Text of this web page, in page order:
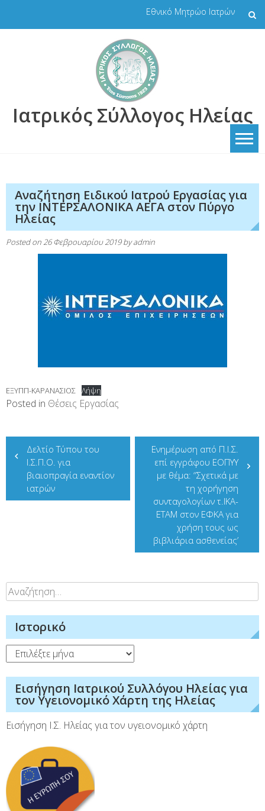
Εθνικό Μητρώο Ιατρών
Ιατρικός Σύλλογος Ηλείας
Αναζήτηση Ειδικού Ιατρού Εργασίας για
την ΙΝΤΕΡΣΑΛΟΝΙΚΑ ΑΕΓΑ στον Πύργο
Ηλείας
Posted on 26 Φεβρουαρίου 2019byadmin
ΕΞΥΠΠ-ΚΑΡΑΝΑΣΙΟΣ Λήψη
Posted in Θέσεις Εργασίας
Πλοήγηση
άρθρων
Δελτίο Τύπου του
Ι.Σ.Π.Ο. για
βιαιοπραγία εναντίον
ιατρών
Ενημέρωση από Π.Ι.Σ.
επί εγγράφου ΕΟΠΥΥ
με θέμα: “Σχετικά με
τη χορήγηση
συνταγολογίων τ.ΙΚΑ-
ΕΤΑΜ στον ΕΦΚΑ για
χρήση τους ως
βιβλιάρια ασθενείας’
Αναζήτηση
για:
Ιστορικό
Ιστορικό
Εισήγηση Ιατρικού Συλλόγου Ηλείας για
τον Υγειονομικό Χάρτη της Ηλείας
Εισήγηση Ι.Σ. Ηλείας για τον υγειονομικό χάρτη